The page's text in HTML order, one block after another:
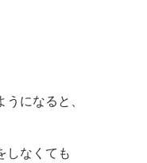
になると、
しなくても